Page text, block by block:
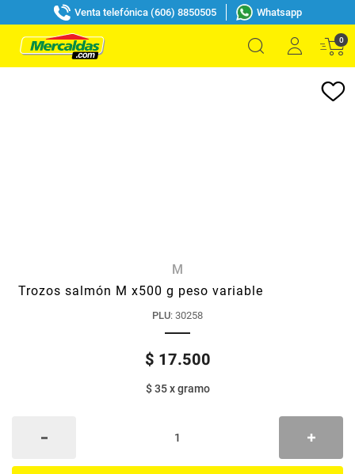
Venta telefónica (606) 8850505 Whatsapp
0
M
Trozos salmón M x500 g peso variable
PLU: 30258
$ 17.500
$ 35xgramo